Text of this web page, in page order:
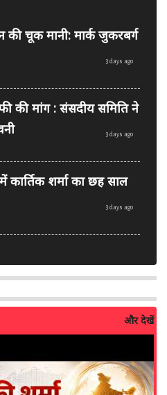
की चूक मानी: मार्क जुकरबर्ग
3 days ago
की मांग : संसदीय समिति ने
3 days ago
कार्तिक शर्मा का छह साल
3 days ago
टीम
4 days ago
पर LinkedIn की सख्ती:और देखें